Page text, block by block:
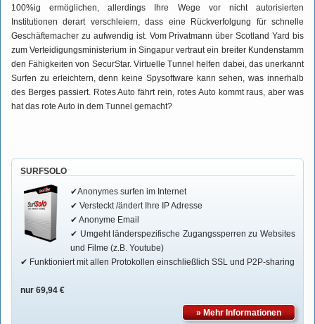
100%ig ermöglichen, allerdings Ihre Wege vor nicht autorisierten
Institutionen derart verschleiern, dass eine Rückverfolgung für schnelle
Geschäftemacher zu aufwendig ist. Vom Privatmann über Scotland Yard bis
zum Verteidigungsministerium in Singapur vertraut ein breiter Kundenstamm
den Fähigkeiten von SecurStar. Virtuelle Tunnel helfen dabei, das unerkannt
Surfen zu erleichtern, denn keine Spysoftware kann sehen, was innerhalb
des Berges passiert. Rotes Auto fährt rein, rotes Auto kommt raus, aber was
hat das rote Auto in dem Tunnel gemacht?
SURFSOLO
✔Anonymes surfen im Internet
✔ Versteckt /ändert Ihre IP Adresse
✔ Anonyme Email
✔ Umgeht länderspezifische Zugangssperren zu Websites
und Filme (z.B. Youtube)
✔ Funktioniert mit allen Protokollen einschließlich SSL und P2P-sharing
nur 69,94 €
» Mehr Informationen